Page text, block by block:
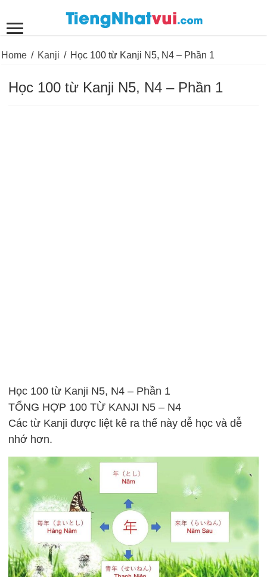
Home / Kanji / Học 100 từ Kanji N5, N4 – Phần 1
Học 100 từ Kanji N5, N4 – Phần 1
Học 100 từ Kanji N5, N4 – Phần 1
TỔNG HỢP 100 TỪ KANJI N5 – N4
Các từ Kanji được liệt kê ra thế này dễ học và dễ
nhớ hơn.